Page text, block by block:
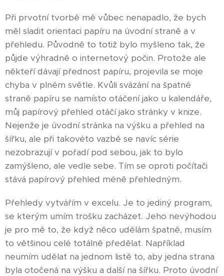
Při prvotní tvorbě mě vůbec nenapadlo, že bych
měl sladit orientaci papíru na úvodní straně a v
přehledu. Původně to totiž bylo myšleno tak, že
půjde výhradně o internetový počin. Protože ale
někteří dávají přednost papíru, projevila se moje
chyba v plném světle. Kvůli svázání na špatné
straně papíru se namísto otáčení jako u kalendáře,
můj papírový přehled otáčí jako stránky v knize.
Nejenže je úvodní stránka na výšku a přehled na
šířku, ale při takovéto vazbě se navíc série
nezobrazují v pořadí pod sebou, jak to bylo
zamýšleno, ale vedle sebe. Tím se oproti počítači
stává papírový přehled méně přehledným.
Přehledy vytvářím v excelu. Je to jediný program,
se kterým umím trošku zacházet. Jeho nevýhodou
je pro mě to, že když něco udělám špatně, musím
to většinou celé totálně předělat. Například
neumím udělat na jednom listě to, aby jedna strana
byla otočená na výšku a další na šířku. Proto úvodní